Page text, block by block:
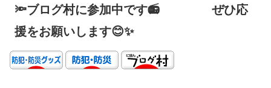
🔦ブログ村に参加中です📻 ぜひ応
援をお願いします😊✨